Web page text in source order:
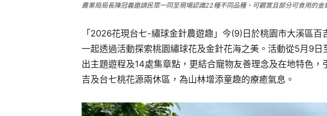
農業局局長陳冠義邀請民眾一同至現場認識22種不同品種、可觀賞且部分可食用的金
「2026花現台七-繡球金針農遊趣」今(9)日於桃園市大溪區
一起透過活動探索桃園繡球花及金針花海之美。活動從5月9
出主題遊程及14處集章點，更結合寵物友善理念及在地特色
吉及台七桃花源兩休區，為山林增添童趣的療癒氣息。